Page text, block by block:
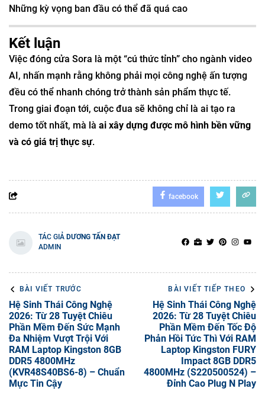
Những kỳ vọng ban đầu có thể đã quá cao
Kết luận
Việc đóng cửa Sora là một “cú thức tỉnh” cho ngành video
AI, nhấn mạnh rằng không phải mọi công nghệ ấn tượng
đều có thể nhanh chóng trở thành sản phẩm thực tế.
Trong giai đoạn tới, cuộc đua sẽ không chỉ là ai tạo ra
demo tốt nhất, mà là ai xây dựng được mô hình bền vững
và có giá trị thực sự.
facebook
TÁC GIẢ DƯƠNG TẤN ĐẠT
ADMIN
BÀI VIẾT TRƯỚC
Hệ Sinh Thái Công Nghệ
2026: Từ 28 Tuyệt Chiêu
Phần Mềm Đến Sức Mạnh
Đa Nhiệm Vượt Trội Với
RAM Laptop Kingston 8GB
DDR5 4800MHz
(KVR48S40BS6-8) – Chuẩn
Mực Tin Cậy
BÀI VIẾT TIẾP THEO
Hệ Sinh Thái Công Nghệ
2026: Từ 28 Tuyệt Chiêu
Phần Mềm Đến Tốc Độ
Phản Hồi Tức Thì Với RAM
Laptop Kingston FURY
Impact 8GB DDR5
4800MHz (S220500524) –
Đỉnh Cao Plug N Play